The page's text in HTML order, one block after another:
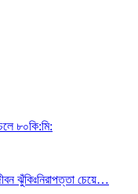
৮০কি:মি:
ঝুঁকিঃনিরাপত্তা চেয়ে…